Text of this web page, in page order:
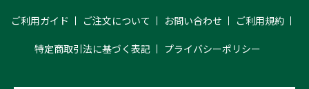
ご利用ガイド ご注文について お問い合わせ ご利用規約
特定商取引法に基づく表記 プライバシーポリシー